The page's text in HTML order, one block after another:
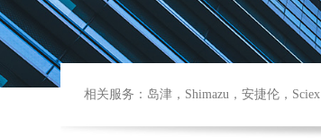
相关服务： 岛津 ， Shimazu ，安捷伦 ， Sciex